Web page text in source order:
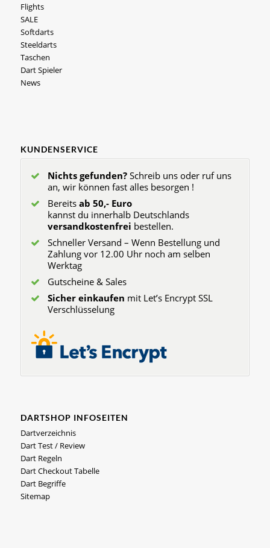
Flights
SALE
Softdarts
Steeldarts
Taschen
Dart Spieler
News
KUNDENSERVICE
Nichts gefunden?Schreib uns oder ruf uns
an, wir können fast alles besorgen !
Bereits ab 50,- Euro
kannst du innerhalb Deutschlands
versandkostenfrei bestellen.
Schneller Versand – Wenn Bestellung und
Zahlung vor 12.00 Uhr noch am selben
Werktag
Gutscheine & Sales
Sicher einkaufen mit Let’s Encrypt SSL
Verschlüsselung
DARTSHOP INFOSEITEN
Dartverzeichnis
Dart Test / Review
Dart Regeln
Dart Checkout Tabelle
Dart Begriffe
Sitemap